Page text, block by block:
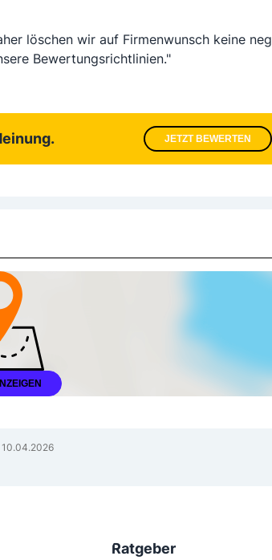
löschen wir auf Firmenwunsch keine neg
Bewertungsrichtlinien."
JETZT BEWERTEN
Ratgeber